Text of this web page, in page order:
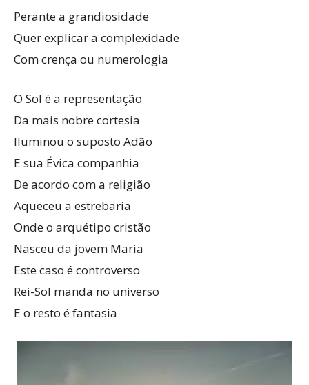
Perante a grandiosidade
Quer explicar a complexidade
Com crença ou numerologia
O Sol é a representação
Da mais nobre cortesia
Iluminou o suposto Adão
E sua Évica companhia
De acordo com a religião
Aqueceu a estrebaria
Onde o arquétipo cristão
Nasceu da jovem Maria
Este caso é controverso
Rei-Sol manda no universo
E o resto é fantasia